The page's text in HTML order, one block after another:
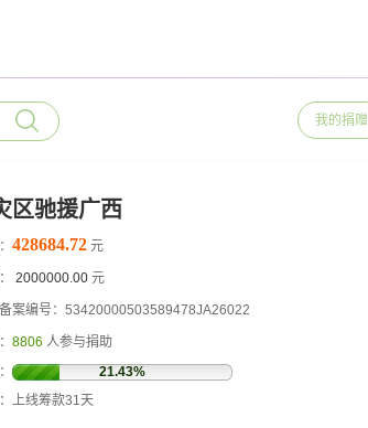
我的捐赠
区驰援广西
428684.72 元
2000000.00 元
案编号：53420000503589478JA26022
8806 人参与捐助
21.43%
上线筹款31天